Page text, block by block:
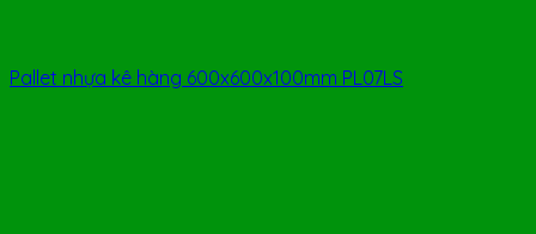
Pallet nhựa kê hàng 600x600x100mm PL07LS